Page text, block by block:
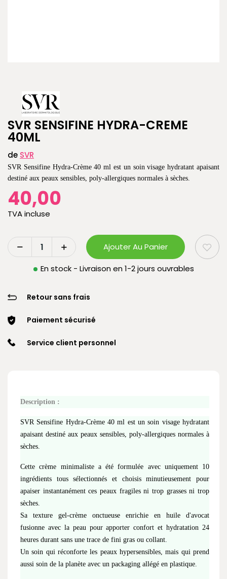
SVR SENSIFINE HYDRA-CREME
40ML
de SVR
SVR Sensifine Hydra-Crème 40 ml est un soin visage hydratant apaisant
destiné aux peaux sensibles, poly-allergiques normales à sèches.
40,00
TVA incluse
Ajouter Au Panier
En stock - Livraison en 1-2 jours ouvrables
Retour sans frais
Paiement sécurisé
Service client personnel
Description :
SVR Sensifine Hydra-Crème 40 ml est un soin visage hydratant
apaisant destiné aux peaux sensibles, poly-allergiques normales à
sèches.
Cette crème minimaliste a été formulée avec uniquement 10
ingrédients tous sélectionnés et choisis minutieusement pour
apaiser instantanément ces peaux fragiles ni trop grasses ni trop
sèches.
Sa texture gel-crème onctueuse enrichie en huile d'avocat
fusionne avec la peau pour apporter confort et hydratation 24
heures durant sans une trace de fini gras ou collant.
Un soin qui réconforte les peaux hypersensibles, mais qui prend
aussi soin de la planète avec un packaging allégé en plastique.